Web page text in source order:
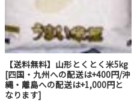
【送料無料】山形とくとく米5kg
[四国・九州への配送は+400円/沖
縄・離島への配送は+1,000円と
なります]